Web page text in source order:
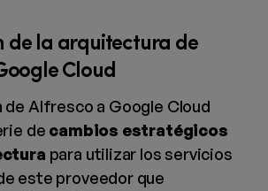
de la arquitectura de
Cloud
de Alfresco a Google Cloud
de cambios estratégicos
para utilizar los servicios
este proveedor que